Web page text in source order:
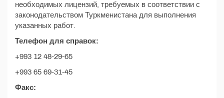
необходимых лицензий, требуемых в соответствии с
законодательством Туркменистана для выполнения
указанных работ.
Телефон для справок:
+993 12 48-29-65
+993 65 69-31-45
Факс: